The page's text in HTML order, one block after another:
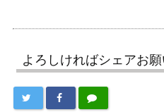
よろしければシェアお